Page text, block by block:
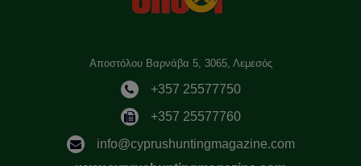
Αποστόλου Βαρνάβα 5, 3065, Λεμεσός
+357 25577750
+357 25577760
info@cyprushuntingmagazine.com